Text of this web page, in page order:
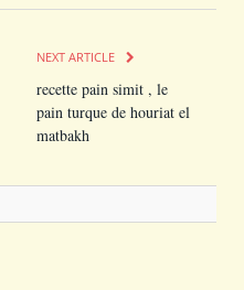
NEXT ARTICLE
recette pain simit , le
pain turque de houriat el
matbakh